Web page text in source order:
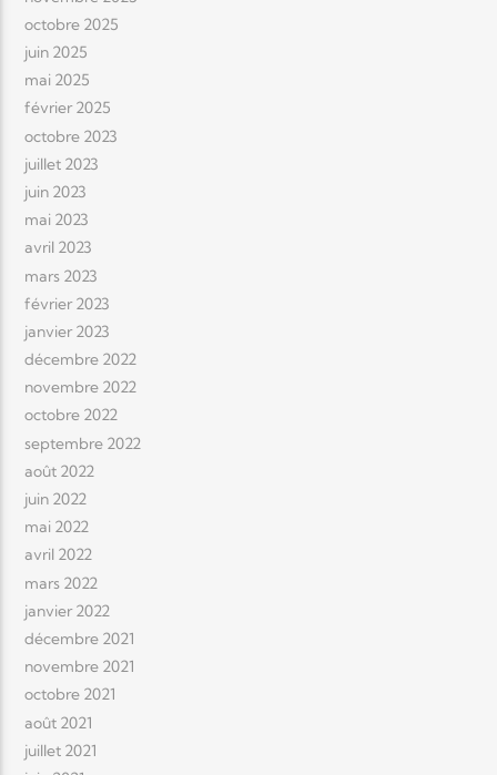
octobre 2025
juin 2025
mai 2025
février 2025
octobre 2023
juillet 2023
juin 2023
mai 2023
avril 2023
mars 2023
février 2023
janvier 2023
décembre 2022
novembre 2022
octobre 2022
septembre 2022
août 2022
juin 2022
mai 2022
avril 2022
mars 2022
janvier 2022
décembre 2021
novembre 2021
octobre 2021
août 2021
juillet 2021